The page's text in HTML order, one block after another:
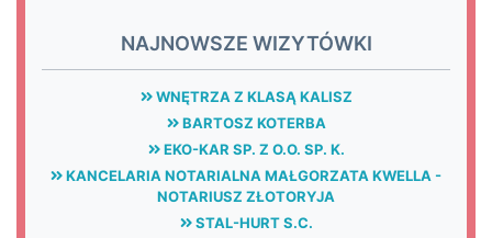
NAJNOWSZE WIZYTÓWKI
WNĘTRZA Z KLASĄ KALISZ
BARTOSZ KOTERBA
EKO-KAR SP. Z O.O. SP. K.
KANCELARIA NOTARIALNA MAŁGORZATA KWELLA -
NOTARIUSZ ZŁOTORYJA
STAL-HURT S.C.